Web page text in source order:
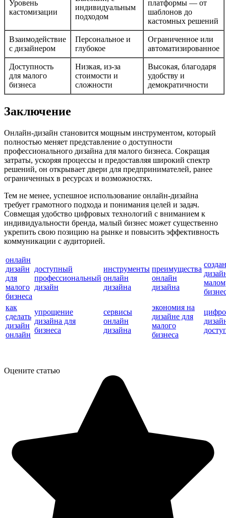
Уровень
кастомизации
индивидуальным
подходом
платформы — от
шаблонов до
кастомных решений
Взаимодействие
с дизайнером
Персональное и
глубокое
Ограниченное или
автоматизированное
Доступность
для малого
бизнеса
Низкая, из-за
стоимости и
сложности
Высокая, благодаря
удобству и
демократичности
Заключение
Онлайн-дизайн становится мощным инструментом, который
полностью меняет представление о доступности
профессионального дизайна для малого бизнеса. Сокращая
затраты, ускоряя процессы и предоставляя широкий спектр
решений, он открывает двери для предпринимателей, ранее
ограниченных в ресурсах и возможностях.
Тем не менее, успешное использование онлайн-дизайна
требует грамотного подхода и понимания целей и задач.
Совмещая удобство цифровых технологий с вниманием к
индивидуальности бренда, малый бизнес может существенно
укрепить свою позицию на рынке и повысить эффективность
коммуникации с аудиторией.
онлайн
дизайн
для
малого
бизнеса
доступный
профессиональный
дизайн
инструменты
онлайн
дизайна
преимущества
онлайн
дизайна
как
сделать
дизайн
онлайн
упрощение
дизайна для
бизнеса
сервисы
онлайн
дизайна
экономия на
дизайне для
малого
бизнеса
Оцените статью